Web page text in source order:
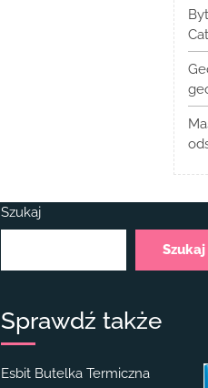
Szukaj
Szukaj
Sprawdź także
Esbit Butelka Termiczna